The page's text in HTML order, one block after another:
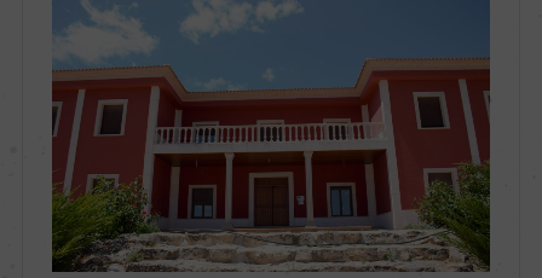
スペイン
地方名
カスティーリャ・ラ・マンチャ
地区名